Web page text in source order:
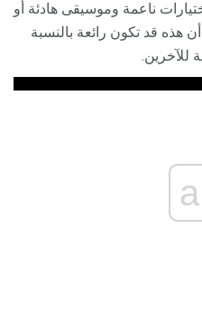
ناعمة وموسيقى هادئة أو
هذه قد تكون رائعة بالنسبة
للآخرين.